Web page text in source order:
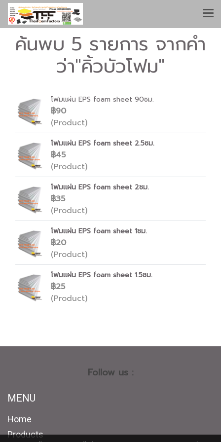
ค้นพบ 5 รายการ จากคำ
ว่า"คิ้วบัวโฟม"
โฟมเเผ่น EPS foam sheet 90ซม.
฿90
(Product)
โฟมเเผ่น EPS foam sheet 2.5ซม.
฿45
(Product)
โฟมเเผ่น EPS foam sheet 2ซม.
฿35
(Product)
โฟมเเผ่น EPS foam sheet 1ซม.
฿20
(Product)
โฟมเเผ่น EPS foam sheet 1.5ซม.
฿25
(Product)
Follow us :
MENU
Home
Products